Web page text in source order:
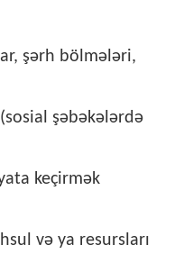
şərh bölmələri,
şəbəkələrdə
keçirmək
və ya resursları